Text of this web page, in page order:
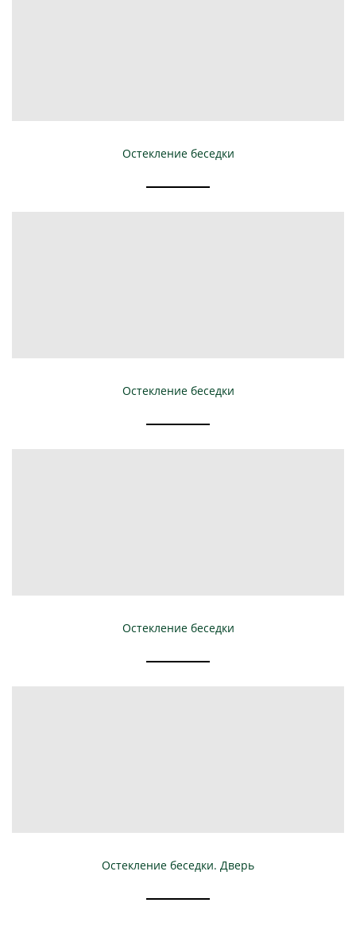
Остекление беседки
Остекление беседки
Остекление беседки
Остекление беседки. Дверь